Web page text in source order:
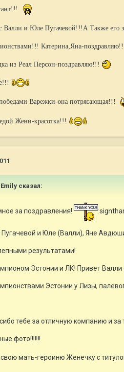
Валли и Юле Пугачевой!!!А Также его
Катерина,Яна-
из Реал Персон-поздравляю!!!
Варежки-она потрясающая!!!
Жени-красотка!!!
сказал:
за поздравления!
и Юле (Валли), Яне
результатами!
Эстонии и ЛК! Привет Валли
Эстонии у Лизы,
тебе за отличную компанию и
фото!!!!!!!
мать-героиню Женечку с